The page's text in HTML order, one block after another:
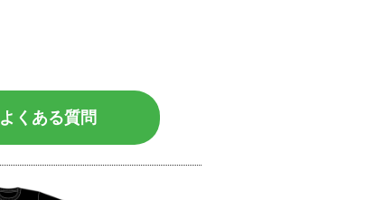
よくある質問